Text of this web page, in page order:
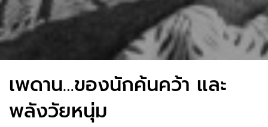
เพดาน…ของนักค้นคว้า และ
พลังวัยหนุ่ม